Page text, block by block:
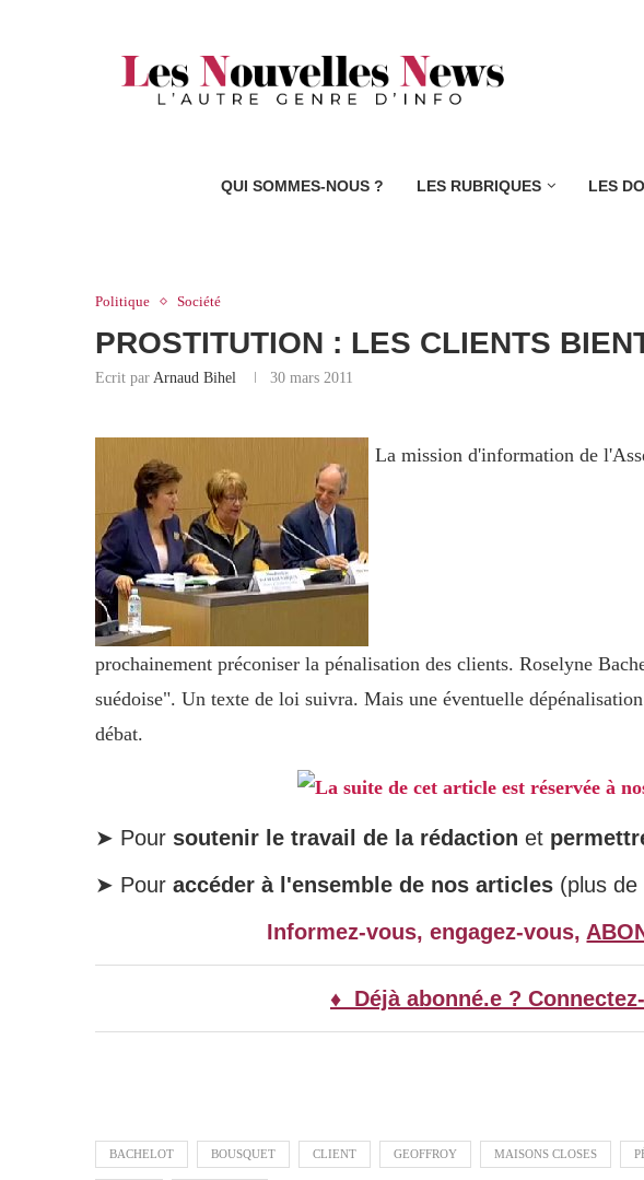
QUI SOMMES-NOUS ? LES RUBRIQUES LES
Politique Société
PROSTITUTION : LES CLIENTS
Ecrit par Arnaud Bihel 30 mars 2011
La mission d'information de
prochainement préconiser la pénalisation des clients. Roselyne
suédoise". Un texte de loi suivra. Mais une éventuelle
débat.
La suite de cet article est réservée à
➤ Pour soutenir le travail de la rédaction et
➤ Pour accéder à l'ensemble de nos articles (plus de
Informez-vous, engagez-vous,
♦ Déjà abonné.e ?
BACHELOT BOUSQUET CLIENT GEOFFROY MAISONS CLOSES